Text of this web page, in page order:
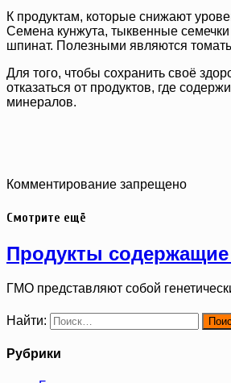
К продуктам, которые снижают
Семена кунжута, тыквенные
шпинат. Полезными являются
Для того, чтобы сохранить своё
отказаться от продуктов, где
минералов.
Комментирование запрещено
Смотрите ещё
Продукты
ГМО представляют собой
Найти:
Рубрики